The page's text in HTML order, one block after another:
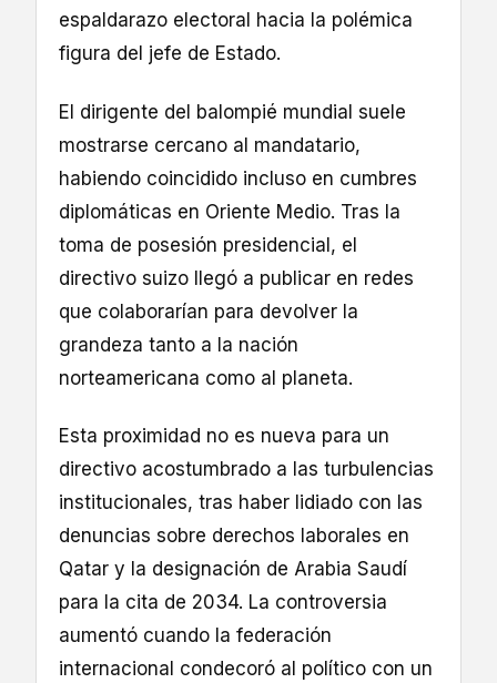
espaldarazo electoral hacia la polémica
figura del jefe de Estado.
El dirigente del balompié mundial suele
mostrarse cercano al mandatario,
habiendo coincidido incluso en cumbres
diplomáticas en Oriente Medio. Tras la
toma de posesión presidencial, el
directivo suizo llegó a publicar en redes
que colaborarían para devolver la
grandeza tanto a la nación
norteamericana como al planeta.
Esta proximidad no es nueva para un
directivo acostumbrado a las turbulencias
institucionales, tras haber lidiado con las
denuncias sobre derechos laborales en
Qatar y la designación de Arabia Saudí
para la cita de 2034. La controversia
aumentó cuando la federación
internacional condecoró al político con un